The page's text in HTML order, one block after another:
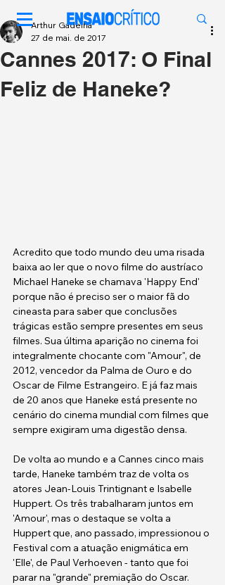
Cannes 2017: O Final
Feliz de Haneke?
Arthur Gadelha
27 de mai. de 2017
Acredito que todo mundo deu uma risada
baixa ao ler que o novo filme do austríaco
Michael Haneke se chamava 'Happy End'
porque não é preciso ser o maior fã do
cineasta para saber que conclusões
trágicas estão sempre presentes em seus
filmes. Sua última aparição no cinema foi
integralmente chocante com "Amour", de
2012, vencedor da Palma de Ouro e do
Oscar de Filme Estrangeiro. E já faz mais
de 20 anos que Haneke está presente no
cenário do cinema mundial com filmes que
sempre exigiram uma digestão densa.
De volta ao mundo e a Cannes cinco mais
tarde, Haneke também traz de volta os
atores Jean-Louis Trintignant e Isabelle
Huppert. Os três trabalharam juntos em
'Amour', mas o destaque se volta a
Huppert que, ano passado, impressionou o
Festival com a atuação enigmática em
'Elle', de Paul Verhoeven - tanto que foi
parar na "grande" premiação do Oscar.